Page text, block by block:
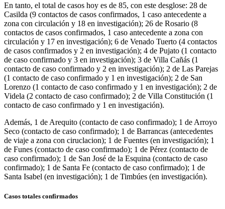
En tanto, el total de casos hoy es de 85, con este desglose: 28 de
Casilda (9 contactos de casos confirmados, 1 caso antecedente a
zona con circulación y 18 en investigación); 26 de Rosario (8
contactos de casos confirmados, 1 caso antecedente a zona con
circulación y 17 en investigación); 6 de Venado Tuerto (4 contactos
de casos confirmados y 2 en investigación); 4 de Pujato (1 contacto
de caso confirmado y 3 en investigación); 3 de Villa Cañás (1
contacto de caso confirmado y 2 en investigación); 2 de Las Parejas
(1 contacto de caso confirmado y 1 en investigación); 2 de San
Lorenzo (1 contacto de caso confirmado y 1 en investigación); 2 de
Videla (2 contacto de caso confirmado); 2 de Villa Constitución (1
contacto de caso confirmado y 1 en investigación).
Además, 1 de Arequito (contacto de caso confirmado); 1 de Arroyo
Seco (contacto de caso confirmado); 1 de Barrancas (antecedentes
de viaje a zona con ciruclacion); 1 de Fuentes (en investigación); 1
de Funes (contacto de caso confirmado); 1 de Pérez (contacto de
caso confirmado); 1 de San José de la Esquina (contacto de caso
confirmado); 1 de Santa Fe (contacto de caso confirmado); 1 de
Santa Isabel (en investigación); 1 de Timbúes (en investigación).
Casos totales confirmados